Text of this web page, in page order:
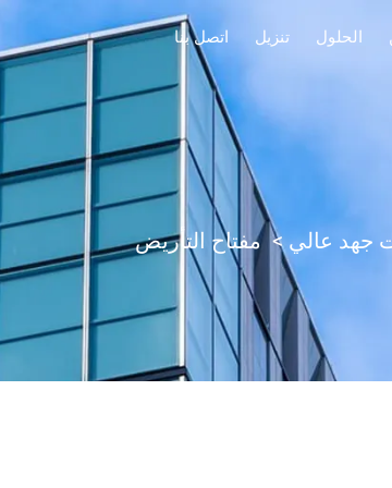
الحلول تنزيل اتصل بنا
جهد عالي>مفتاح التأريض